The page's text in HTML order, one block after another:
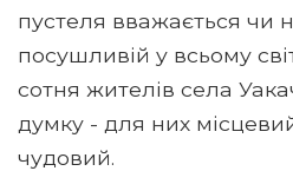
пустеля вважається чи
посушливій у всьому
сотня жителів села
думку - для них
чудовий.